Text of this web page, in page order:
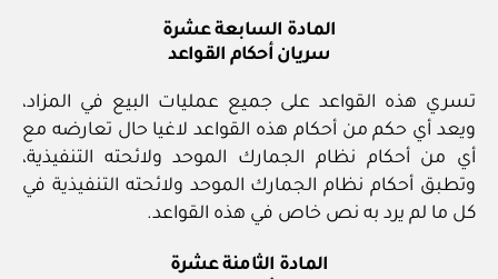
المادة السابعة عشرة
سريان أحكام القواعد
تسري هذه القواعد على جميع عمليات البيع في المزاد،
ويعد أي حكم من أحكام هذه القواعد لاغيا حال تعارضه مع
أي من أحكام نظام الجمارك الموحد ولائحته التنفيذية،
وتطبق أحكام نظام الجمارك الموحد ولائحته التنفيذية في
كل ما لم يرد به نص خاص في هذه القواعد.
المادة الثامنة عشرة